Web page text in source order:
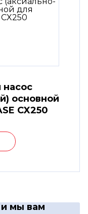
насос
основной
CX250
и мы вам